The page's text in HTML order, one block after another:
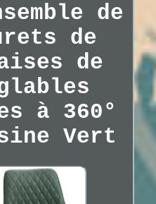
de
de
de
à 360°
Vert